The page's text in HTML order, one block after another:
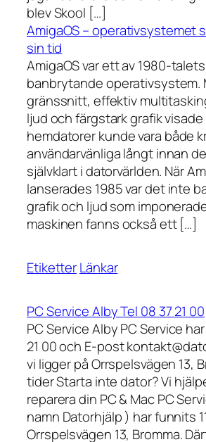
blev Skool […]
AmigaOS – operativsystemet
sin tid
AmigaOS var ett av 1980-
banbrytande operativsystem.
gränssnitt, effektiv
ljud och färgstark grafik
hemdatorer kunde vara både
användarvänliga långt innan
självklart i datorvärlden. När
lanserades 1985 var det inte
grafik och ljud som
maskinen fanns också ett […]
EtiketterLänkar
PC Service Alby Tel 08 37 21 00
PC Service Alby PC Service
21 00 och E-post
vi ligger på Orrspelsvägen 13,
tider Starta inte dator? Vi
reparera din PC & Mac PC
namn Datorhjälp ) har funnits
Orrspelsvägen 13, Bromma.